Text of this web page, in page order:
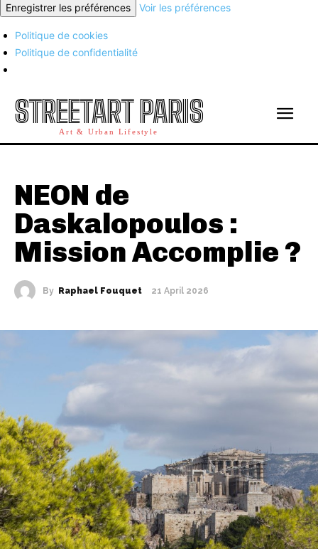
Enregistrer les préférences
Voir les préférences
Politique de cookies
Politique de confidentialité
STREETART PARIS
Art & Urban Lifestyle
NEON de
Daskalopoulos :
Mission Accomplie ?
By Raphael Fouquet 21 April 2026